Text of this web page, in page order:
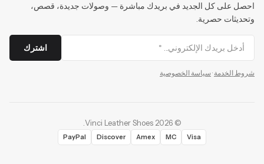
احصل على كل الجديد في بريدك مباشرة — وصولات جديدة، قصص،
وتحديثات حصرية.
اشترك
شروط الخدمة · سياسة الخصوصية
©
2026
Vinci Leather Shoes
.
Visa
MC
Amex
Discover
PayPal